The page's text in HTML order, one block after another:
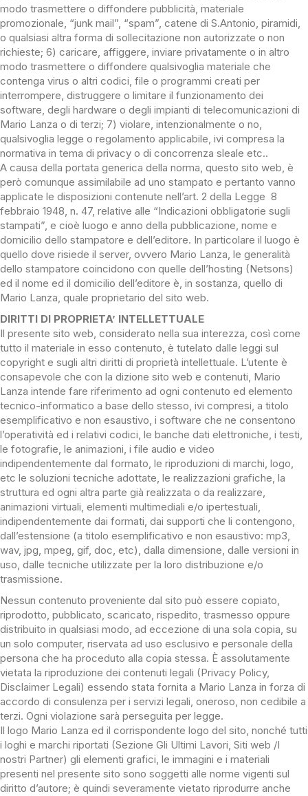
modo trasmettere o diffondere pubblicità, materiale
promozionale, “junk mail”, “spam”, catene di S.Antonio, piramidi,
o qualsiasi altra forma di sollecitazione non autorizzate o non
richieste; 6) caricare, affiggere, inviare privatamente o in altro
modo trasmettere o diffondere qualsivoglia materiale che
contenga virus o altri codici, file o programmi creati per
interrompere, distruggere o limitare il funzionamento dei
software, degli hardware o degli impianti di telecomunicazioni di
Mario Lanza o di terzi; 7) violare, intenzionalmente o no,
qualsivoglia legge o regolamento applicabile, ivi compresa la
normativa in tema di privacy o di concorrenza sleale etc..
A causa della portata generica della norma, questo sito web, è
però comunque assimilabile ad uno stampato e pertanto vanno
applicate le disposizioni contenute nell’art. 2 della Legge 8
febbraio 1948, n. 47, relative alle “Indicazioni obbligatorie sugli
stampati”, e cioè luogo e anno della pubblicazione, nome e
domicilio dello stampatore e dell’editore. In particolare il luogo è
quello dove risiede il server, ovvero Mario Lanza, le generalità
dello stampatore coincidono con quelle dell’hosting (Netsons)
ed il nome ed il domicilio dell’editore è, in sostanza, quello di
Mario Lanza, quale proprietario del sito web.
DIRITTI DI PROPRIETA’ INTELLETTUALE
Il presente sito web, considerato nella sua interezza, così come
tutto il materiale in esso contenuto, è tutelato dalle leggi sul
copyright e sugli altri diritti di proprietà intellettuale. L’utente è
consapevole che con la dizione sito web e contenuti, Mario
Lanza intende fare riferimento ad ogni contenuto ed elemento
tecnico-informatico a base dello stesso, ivi compresi, a titolo
esemplificativo e non esaustivo, i software che ne consentono
l’operatività ed i relativi codici, le banche dati elettroniche, i testi,
le fotografie, le animazioni, i file audio e video
indipendentemente dal formato, le riproduzioni di marchi, logo,
etc le soluzioni tecniche adottate, le realizzazioni grafiche, la
struttura ed ogni altra parte già realizzata o da realizzare,
animazioni virtuali, elementi multimediali e/o ipertestuali,
indipendentemente dai formati, dai supporti che li contengono,
dall’estensione (a titolo esemplificativo e non esaustivo: mp3,
wav, jpg, mpeg, gif, doc, etc), dalla dimensione, dalle versioni in
uso, dalle tecniche utilizzate per la loro distribuzione e/o
trasmissione.
Nessun contenuto proveniente dal sito può essere copiato,
riprodotto, pubblicato, scaricato, rispedito, trasmesso oppure
distribuito in qualsiasi modo, ad eccezione di una sola copia, su
un solo computer, riservata ad uso esclusivo e personale della
persona che ha proceduto alla copia stessa. È assolutamente
vietata la riproduzione dei contenuti legali (Privacy Policy,
Disclaimer Legali) essendo stata fornita a Mario Lanza in forza di
accordo di consulenza per i servizi legali, oneroso, non cedibile a
terzi. Ogni violazione sarà perseguita per legge.
Il logo Mario Lanza ed il corrispondente logo del sito, nonché tutti
i loghi e marchi riportati (Sezione Gli Ultimi Lavori, Siti web /I
nostri Partner) gli elementi grafici, le immagini e i materiali
presenti nel presente sito sono soggetti alle norme vigenti sul
diritto d’autore; è quindi severamente vietato riprodurre anche